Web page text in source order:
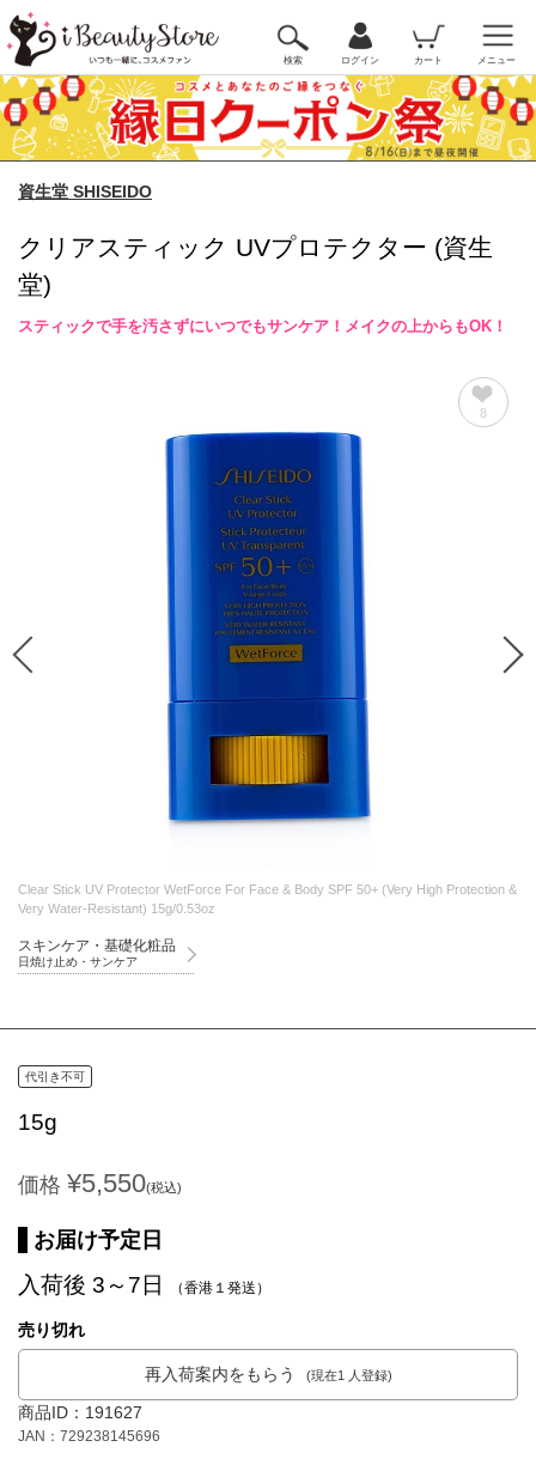
検索 ログイン カート メニュー
資生堂 SHISEIDO
クリアスティック UVプロテクター (資生
堂)
スティックで手を汚さずにいつでもサンケア！メイクの上からもOK！
8
Clear Stick UV Protector WetForce For Face & Body SPF 50+ (Very High Protection &
Very Water-Resistant) 15g/0.53oz
スキンケア・基礎化粧品
日焼け止め・サンケア
代引き不可
15g
価格 ¥5,550(税込)
お届け予定日
入荷後 3～7日 （香港１発送）
売り切れ
再入荷案内をもらう (現在1 人登録)
商品ID：191627
JAN：729238145696